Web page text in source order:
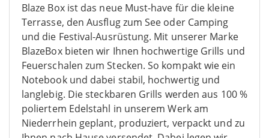
Blaze Box ist das neue Must-have für die kleine
Terrasse, den Ausflug zum See oder Camping
und die Festival-Ausrüstung. Mit unserer Marke
BlazeBox bieten wir Ihnen hochwertige Grills und
Feuerschalen zum Stecken. So kompakt wie ein
Notebook und dabei stabil, hochwertig und
langlebig. Die steckbaren Grills werden aus 100 %
poliertem Edelstahl in unserem Werk am
Niederrhein geplant, produziert, verpackt und zu